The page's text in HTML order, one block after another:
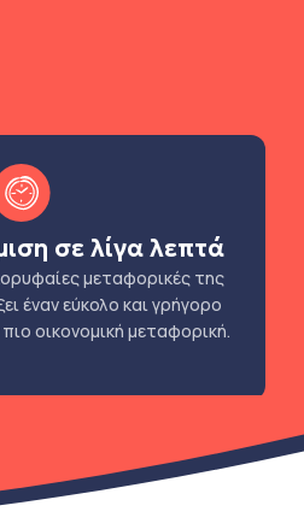
σε λίγα λεπτά
μεταφορικές της
έναν εύκολο και γρήγορο
οικονομική μεταφορική.